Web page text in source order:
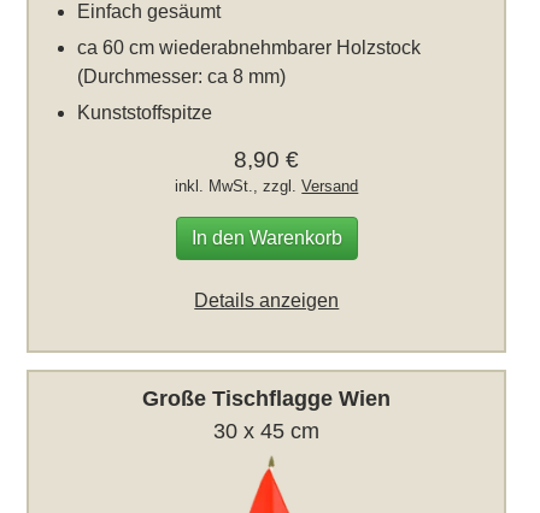
Einfach gesäumt
ca 60 cm wiederabnehmbarer Holzstock
(Durchmesser: ca 8 mm)
Kunststoffspitze
8,90 €
inkl. MwSt., zzgl.Versand
In den Warenkorb
Details anzeigen
Große Tischflagge Wien
30 x 45 cm